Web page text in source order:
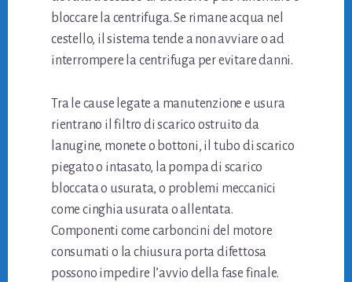
bloccare la centrifuga. Se rimane acqua nel
cestello, il sistema tende a non avviare o ad
interrompere la centrifuga per evitare danni.
Tra le cause legate a manutenzione e usura
rientrano il filtro di scarico ostruito da
lanugine, monete o bottoni, il tubo di scarico
piegato o intasato, la pompa di scarico
bloccata o usurata, o problemi meccanici
come cinghia usurata o allentata.
Componenti come carboncini del motore
consumati o la chiusura porta difettosa
possono impedire l’avvio della fase finale.